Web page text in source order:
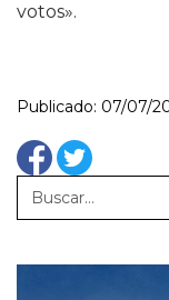
votos».
Publicado: 07/07/